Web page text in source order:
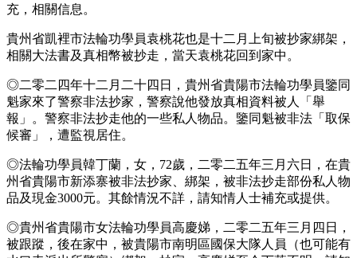
充，相關信息。
貴州省凱裡市法輪功學員袁桃花也是十二月上旬被抄家綁架，
相關大法書及真相幣被抄走，當天袁桃花回到家中。
◎二零二四年十二月二十四日，貴州省貴陽市法輪功學員鑒同
魁家來了警察非法抄家，警察說他發放真相資料被人「舉
報」。警察非法抄走他的一些私人物品。鑒同魁被非法「取保
候審」，遭監視居住。
◎法輪功學員韓丁蘭，女，72歲，二零二五年三月六日，在貴
州省貴陽市新添寨被非法抄家、綁架，被非法抄走部份私人物
品及現金3000元。其餘情況不詳，請知情人士補充或提供。
◎貴州省貴陽市女法輪功學員高慶娣，二零二五年三月四日，
被跟蹤，後在家中，被貴陽市南明區國保大隊人員（也可能有